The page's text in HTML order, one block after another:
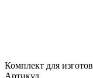
Комплект для